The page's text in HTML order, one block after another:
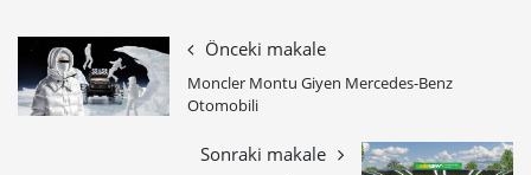
Önceki makale
Moncler Montu Giyen Mercedes-Benz
Otomobili
Sonraki makale